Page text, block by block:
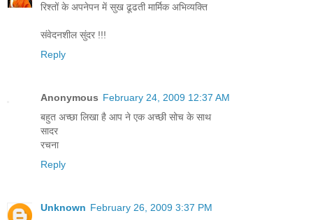
रिश्तों के अपनेपन में सुख ढूढती मार्मिक अभिव्यक्ति
संवेदनशील सुंदर !!!
Reply
Anonymous February 24, 2009 12:37 AM
बहुत अच्छा लिखा है आप ने एक अच्छी सोच के साथ
सादर
रचना
Reply
Unknown February 26, 2009 3:37 PM